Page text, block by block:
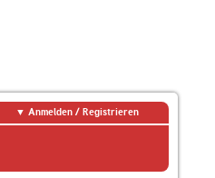
Anmelden / Registrieren